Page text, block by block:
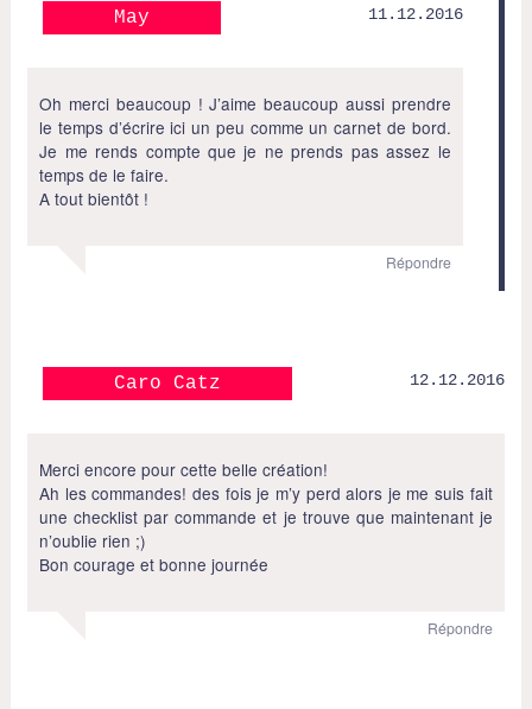
May 11.12.2016
Oh merci beaucoup ! J’aime beaucoup aussi prendre
le temps d’écrire ici un peu comme un carnet de bord.
Je me rends compte que je ne prends pas assez le
temps de le faire.
A tout bientôt !
Répondre
Caro Catz 12.12.2016
Merci encore pour cette belle création!
Ah les commandes! des fois je m’y perd alors je me suis fait
une checklist par commande et je trouve que maintenant je
n’oublie rien ;)
Bon courage et bonne journée
Répondre